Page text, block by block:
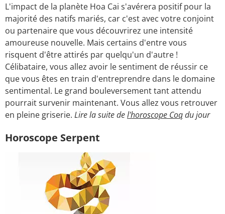
L'impact de la planète Hoa Cai s'avérera positif pour la
majorité des natifs mariés, car c'est avec votre conjoint
ou partenaire que vous découvrirez une intensité
amoureuse nouvelle. Mais certains d'entre vous
risquent d'être attirés par quelqu'un d'autre !
Célibataire, vous allez avoir le sentiment de réussir ce
que vous êtes en train d'entreprendre dans le domaine
sentimental. Le grand bouleversement tant attendu
pourrait survenir maintenant. Vous allez vous retrouver
en pleine griserie. Lire la suite del'horoscope Coqdu jour
Horoscope Serpent